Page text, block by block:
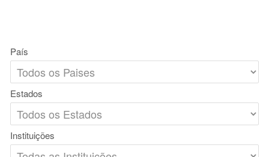
País
Estados
Instituições